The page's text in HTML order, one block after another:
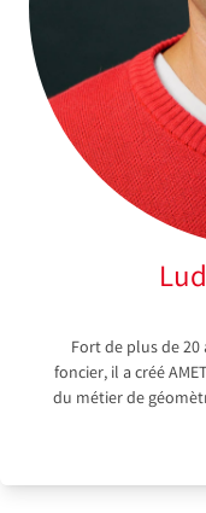
Fort de plus de 20
foncier, il a créé
du métier de